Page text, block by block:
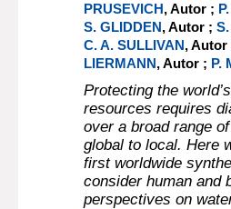
PRUSEVICH, Autor ;
S. GLIDDEN, Autor ;
C. A. SULLIVAN,
LIERMANN, Autor ; P.
Protecting the
resources requires
over a broad range
global to local. Here
first worldwide
consider human and
perspectives on